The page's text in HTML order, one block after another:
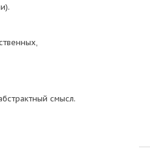
смысл.